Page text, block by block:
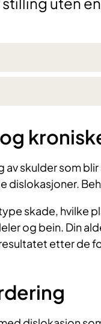
skulder som
skade, hvilke
og bein. Din
etter de